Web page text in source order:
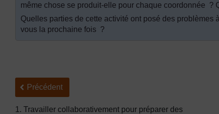
même chose se produit-elle pour chaque coordonnée ?
Quelles parties de cette activité ont posé des
vous la prochaine fois ?
Précédent
Précédent
1. Travailler collaborativement pour préparer des